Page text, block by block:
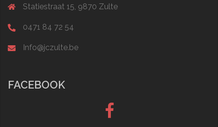
Statiestraat 15, 9870 Zulte
0471 84 72 54
Info@jczulte.be
FACEBOOK
Facebook